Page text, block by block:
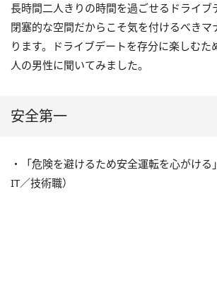
長時間二人きりの時間を過ごせるドライブ
閉塞的な空間だからこそ気を付けるべきマ
ります。ドライブデートを存分に楽しむた
人の男性に聞いてみました。
安全第一
・「危険を避けるため安全運転を心がける
IT／技術職）